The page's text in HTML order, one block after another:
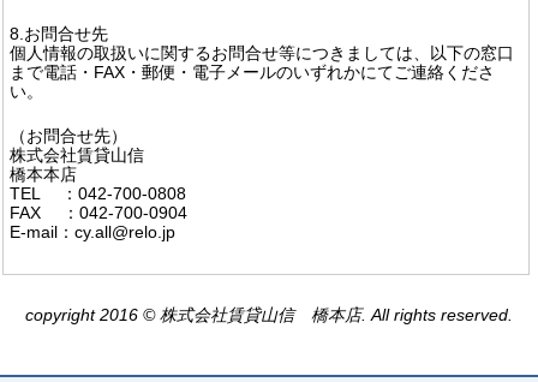
8.お問合せ先
個人情報の取扱いに関するお問合せ等につきましては、以下の窓口
まで電話・FAX・郵便・電子メールのいずれかにてご連絡くださ
い。
（お問合せ先）
株式会社賃貸山信
橋本本店
TEL ：042-700-0808
FAX ：042-700-0904
E-mail：cy.all@relo.jp
copyright 2016 © 株式会社賃貸山信 橋本店. All rights reserved.